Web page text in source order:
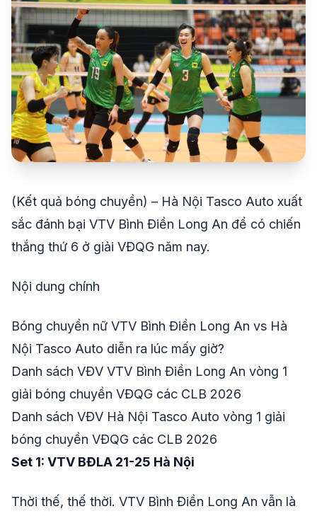
(Kết quả bóng chuyền) – Hà Nội Tasco Auto xuất
sắc đánh bại VTV Bình Điền Long An để có chiến
thắng thứ 6 ở giải VĐQG năm nay.
Nội dung chính
Bóng chuyền nữ VTV Bình Điền Long An vs Hà
Nội Tasco Auto diễn ra lúc mấy giờ?
Danh sách VĐV VTV Bình Điền Long An vòng 1
giải bóng chuyền VĐQG các CLB 2026
Danh sách VĐV Hà Nội Tasco Auto vòng 1 giải
bóng chuyền VĐQG các CLB 2026
Set 1: VTV BĐLA 21-25 Hà Nội
Thời thế, thế thời. VTV Bình Điền Long An vẫn là